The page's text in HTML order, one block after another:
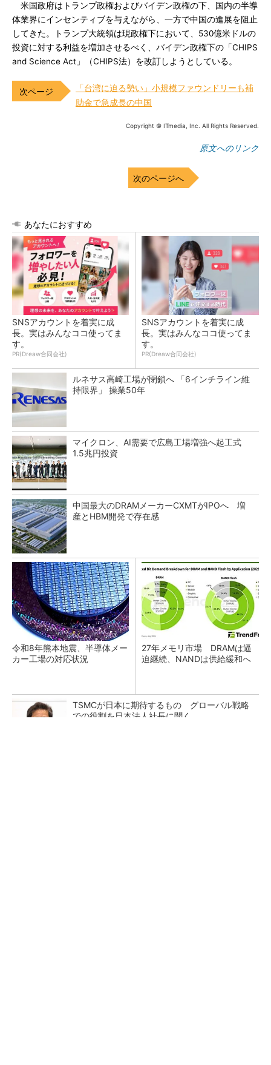
米国政府はトランプ政権およびバイデン政権の下、国内の半導
体業界にインセンティブを与えながら、一方で中国の進展を阻止
してきた。トランプ大統領は現政権下において、530億米ドルの
投資に対する利益を増加させるべく、バイデン政権下の「CHIPS
and Science Act」（CHIPS法）を改訂しようとしている。
「台湾に迫る勢い」小規模ファウンドリーも補
助金で急成長の中国
Copyright © ITmedia, Inc. All Rights Reserved.
原文へのリンク
次のページへ
あなたにおすすめ
SNSアカウントを着実に成
長。実はみんなココ使ってま
す。
PR(Dreaw合同会社)
SNSアカウントを着実に成
長。実はみんなココ使ってま
す。
PR(Dreaw合同会社)
ルネサス高崎工場が閉鎖へ 「6インチライン維
持限界」 操業50年
マイクロン、AI需要で広島工場増強へ起工式
1.5兆円投資
中国最大のDRAMメーカーCXMTがIPOへ 増
産とHBM開発で存在感
令和8年熊本地震、半導体メー
カー工場の対応状況
27年メモリ市場 DRAMは逼
迫継続、NANDは供給緩和へ
TSMCが日本に期待するもの グローバル戦略
での役割を日本法人社長に聞く